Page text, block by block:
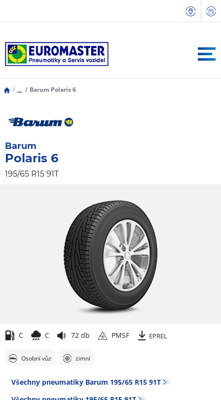
... Barum Polaris 6
Barum
Polaris 6
195/65 R15 91T
C C 72 db PMSF EPREL
Osobní vůz zimní
Všechny pneumatiky Barum 195/65 R15 91T